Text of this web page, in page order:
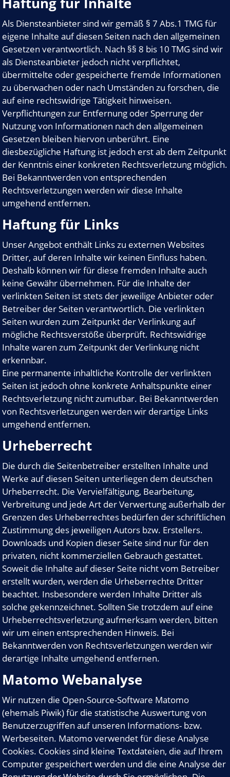
Als Diensteanbieter sind wir gemäß § 7 Abs.1 TMG für
eigene Inhalte auf diesen Seiten nach den allgemeinen
Gesetzen verantwortlich. Nach §§ 8 bis 10 TMG sind wir
als Diensteanbieter jedoch nicht verpflichtet,
übermittelte oder gespeicherte fremde Informationen
zu überwachen oder nach Umständen zu forschen, die
auf eine rechtswidrige Tätigkeit hinweisen.
Verpflichtungen zur Entfernung oder Sperrung der
Nutzung von Informationen nach den allgemeinen
Gesetzen bleiben hiervon unberührt. Eine
diesbezügliche Haftung ist jedoch erst ab dem Zeitpunkt
der Kenntnis einer konkreten Rechtsverletzung möglich.
Bei Bekanntwerden von entsprechenden
Rechtsverletzungen werden wir diese Inhalte
umgehend entfernen.
Haftung für Links
Unser Angebot enthält Links zu externen Websites
Dritter, auf deren Inhalte wir keinen Einfluss haben.
Deshalb können wir für diese fremden Inhalte auch
keine Gewähr übernehmen. Für die Inhalte der
verlinkten Seiten ist stets der jeweilige Anbieter oder
Betreiber der Seiten verantwortlich. Die verlinkten
Seiten wurden zum Zeitpunkt der Verlinkung auf
mögliche Rechtsverstöße überprüft. Rechtswidrige
Inhalte waren zum Zeitpunkt der Verlinkung nicht
erkennbar.
Eine permanente inhaltliche Kontrolle der verlinkten
Seiten ist jedoch ohne konkrete Anhaltspunkte einer
Rechtsverletzung nicht zumutbar. Bei Bekanntwerden
von Rechtsverletzungen werden wir derartige Links
umgehend entfernen.
Urheberrecht
Die durch die Seitenbetreiber erstellten Inhalte und
Werke auf diesen Seiten unterliegen dem deutschen
Urheberrecht. Die Vervielfältigung, Bearbeitung,
Verbreitung und jede Art der Verwertung außerhalb der
Grenzen des Urheberrechtes bedürfen der schriftlichen
Zustimmung des jeweiligen Autors bzw. Erstellers.
Downloads und Kopien dieser Seite sind nur für den
privaten, nicht kommerziellen Gebrauch gestattet.
Soweit die Inhalte auf dieser Seite nicht vom Betreiber
erstellt wurden, werden die Urheberrechte Dritter
beachtet. Insbesondere werden Inhalte Dritter als
solche gekennzeichnet. Sollten Sie trotzdem auf eine
Urheberrechtsverletzung aufmerksam werden, bitten
wir um einen entsprechenden Hinweis. Bei
Bekanntwerden von Rechtsverletzungen werden wir
derartige Inhalte umgehend entfernen.
Matomo Webanalyse
Wir nutzen die Open-Source-Software Matomo
(ehemals Piwik) für die statistische Auswertung von
Benutzerzugriffen auf unseren Informations- bzw.
Werbeseiten. Matomo verwendet für diese Analyse
Cookies. Cookies sind kleine Textdateien, die auf Ihrem
Computer gespeichert werden und die eine Analyse der